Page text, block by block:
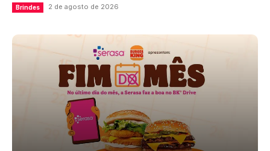
Brindes 2 de agosto de 2026